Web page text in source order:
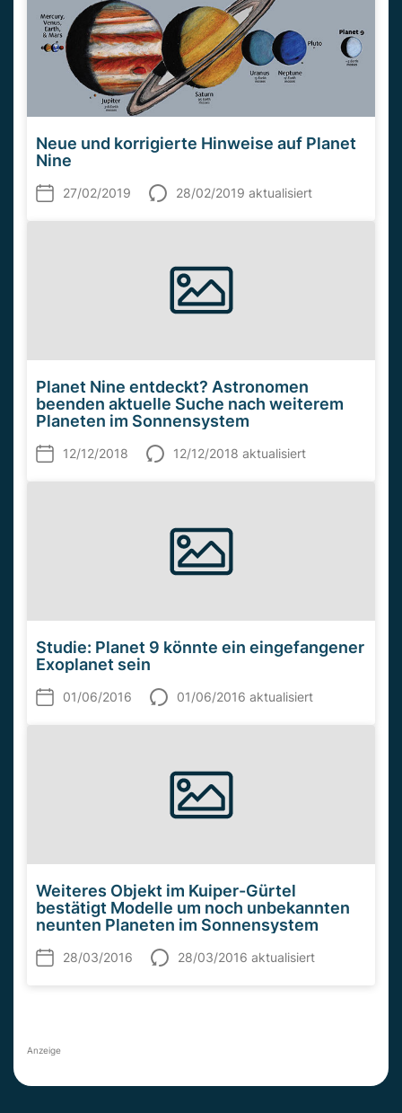
Neue und korrigierte Hinweise auf Planet
Nine
27/02/2019 28/02/2019 aktualisiert
Planet Nine entdeckt? Astronomen
beenden aktuelle Suche nach weiterem
Planeten im Sonnensystem
12/12/2018 12/12/2018 aktualisiert
Studie: Planet 9 könnte ein eingefangener
Exoplanet sein
01/06/2016 01/06/2016 aktualisiert
Weiteres Objekt im Kuiper-Gürtel
bestätigt Modelle um noch unbekannten
neunten Planeten im Sonnensystem
28/03/2016 28/03/2016 aktualisiert
Anzeige